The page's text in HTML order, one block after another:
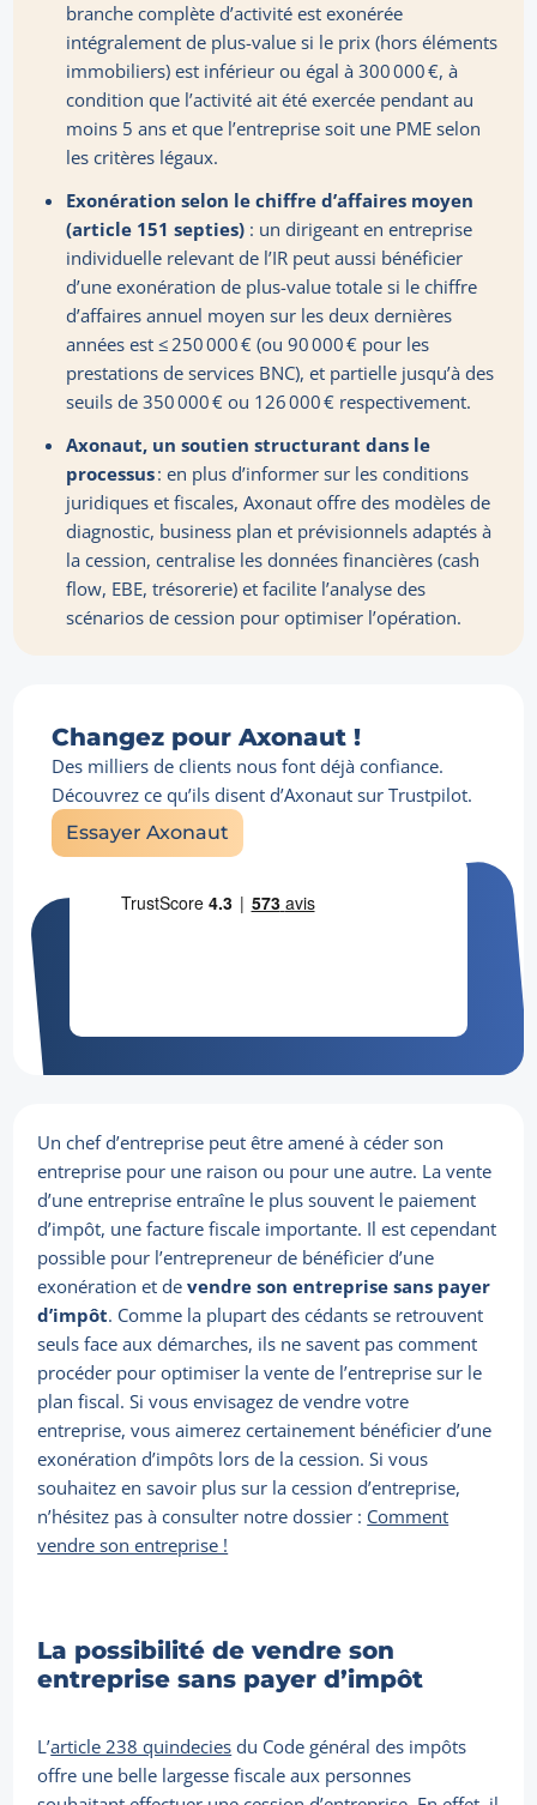
branche complète d’activité est exonérée
intégralement de plus-value si le prix (hors éléments
immobiliers) est inférieur ou égal à 300 000 €, à
condition que l’activité ait été exercée pendant au
moins 5 ans et que l’entreprise soit une PME selon
les critères légaux.
Exonération selon le chiffre d’affaires moyen
(article 151 septies) : un dirigeant en entreprise
individuelle relevant de l’IR peut aussi bénéficier
d’une exonération de plus-value totale si le chiffre
d’affaires annuel moyen sur les deux dernières
années est ≤ 250 000 € (ou 90 000 € pour les
prestations de services BNC), et partielle jusqu’à des
seuils de 350 000 € ou 126 000 € respectivement.
Axonaut, un soutien structurant dans le
processus: en plus d’informer sur les conditions
juridiques et fiscales, Axonaut offre des modèles de
diagnostic, business plan et prévisionnels adaptés à
la cession, centralise les données financières (cash
flow, EBE, trésorerie) et facilite l’analyse des
scénarios de cession pour optimiser l’opération.
Changez pour Axonaut !
Des milliers de clients nous font déjà confiance.
Découvrez ce qu’ils disent d’Axonaut sur Trustpilot.
Essayer Axonaut
Un chef d’entreprise peut être amené à céder son
entreprise pour une raison ou pour une autre. La vente
d’une entreprise entraîne le plus souvent le paiement
d’impôt, une facture fiscale importante. Il est cependant
possible pour l’entrepreneur de bénéficier d’une
exonération et devendre son entreprise sans payer
d’impôt. Comme la plupart des cédants se retrouvent
seuls face aux démarches, ils ne savent pas comment
procéder pour optimiser la vente de l’entreprise sur le
plan fiscal. Si vous envisagez de vendre votre
entreprise, vous aimerez certainement bénéficier d’une
exonération d’impôts lors de la cession. Si vous
souhaitez en savoir plus sur la cession d’entreprise,
n’hésitez pas à consulter notre dossier : Comment
vendre son entreprise !
La possibilité de vendre son
entreprise sans payer d’impôt
L’article 238 quindecies du Code général des impôts
offre une belle largesse fiscale aux personnes